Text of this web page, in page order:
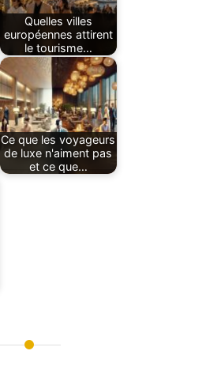
Quelles villes
européennes attirent
le tourisme…
Ce que les voyageurs
de luxe n'aiment pas
et ce que…